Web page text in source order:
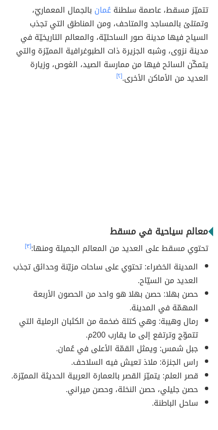
تتميّز مسقط، عاصمة سلطنةعُمان بالجمال المعماريّ،
وتمتلئ بالمساجد والمتاحف، ومن المناطق التي تجذب
السياح فيها مدينة صور الساحليّة، والمعالم التاريخيّة في
مدينة نزوى، وشبه الجزيرة ذات الطبوغرافية المميّزة والتي
يتمكّن السائح فيها من ممارسة الصيد، الغوص، وزيارة
العديد من الأماكن الأخرى.[٢]
معالم سياحية في مسقط
تحتوي مسقط على العديد من المعالم الجميلة ومنها:[٣]
المدينة الخضراء: تحتوي على ساحات مزيّنة وحدائق تجذب
العديد من السيّاح.
حصن بهلا: حصن بهلا هو واحد من الحصون الأربعة
المهمّة في المدينة.
رمال وهيبة: وهي كتلة ضخمة من الكثبان الرملية التي
تتموّج وترتفع إلى ما يقارب 200م.
جبل شمس: ويمثل القمّة الأعلى في عُمان.
راس الجنزة: ملاذ تعيش فيه السلاحف.
قصر العلم: يتميّز القصر بالعمارة العربية الحديثة المميّزة.
حصن جليلي، حصن النخلة، وحصن ميراني.
ساحل الباطنة.